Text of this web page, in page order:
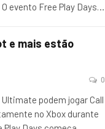
evento Free Play Days…
e mais estão
0
podem jogar Call
no Xbox durante